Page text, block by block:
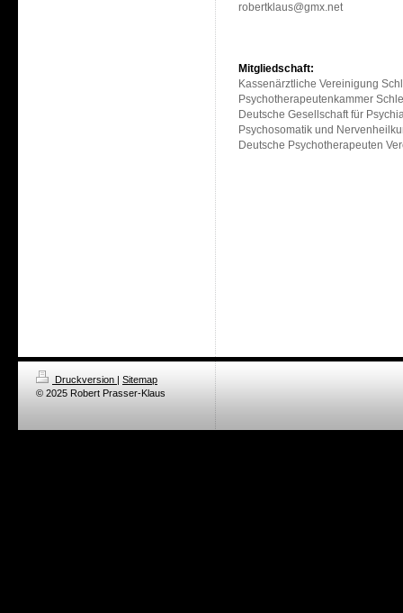
robertklaus@gmx.net
Mitgliedschaft:
Kassenärztliche Vereinigung
Psychotherapeutenkammer
Deutsche Gesellschaft für
Psychosomatik und
Deutsche Psychotherapeuten
Druckversion | Sitemap
© 2025 Robert Prasser-Klaus